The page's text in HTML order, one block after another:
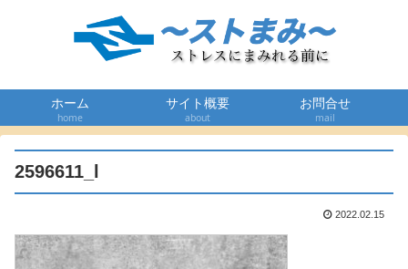
ホーム
home
サイト概要
about
お問合せ
mail
2596611_l
2022.02.15